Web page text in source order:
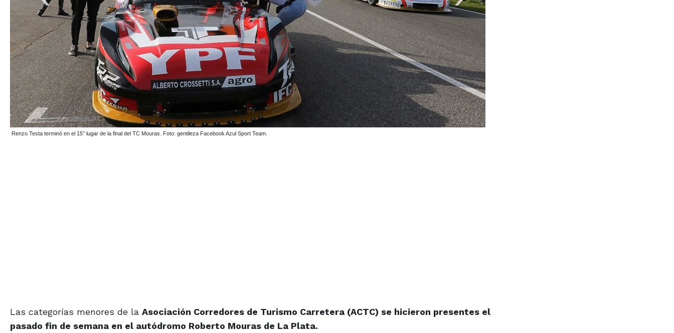
Germán Todino estuvo a pocos metros de subirse al podio, pero un error lo llevó al puesto 16°. Foto: gentileza Facebook Azul Sport Team.
Las categorías menores de la Asociación Corredores de Turismo Carretera (ACTC) se hicieron presentes el
pasado fin de semana en el autódromo Roberto Mouras de La Plata.